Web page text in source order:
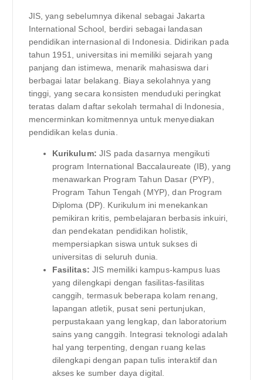
JIS, yang sebelumnya dikenal sebagai Jakarta
International School, berdiri sebagai landasan
pendidikan internasional di Indonesia. Didirikan pada
tahun 1951, universitas ini memiliki sejarah yang
panjang dan istimewa, menarik mahasiswa dari
berbagai latar belakang. Biaya sekolahnya yang
tinggi, yang secara konsisten menduduki peringkat
teratas dalam daftar sekolah termahal di Indonesia,
mencerminkan komitmennya untuk menyediakan
pendidikan kelas dunia.
Kurikulum: JIS pada dasarnya mengikuti
program International Baccalaureate (IB), yang
menawarkan Program Tahun Dasar (PYP),
Program Tahun Tengah (MYP), dan Program
Diploma (DP). Kurikulum ini menekankan
pemikiran kritis, pembelajaran berbasis inkuiri,
dan pendekatan pendidikan holistik,
mempersiapkan siswa untuk sukses di
universitas di seluruh dunia.
Fasilitas: JIS memiliki kampus-kampus luas
yang dilengkapi dengan fasilitas-fasilitas
canggih, termasuk beberapa kolam renang,
lapangan atletik, pusat seni pertunjukan,
perpustakaan yang lengkap, dan laboratorium
sains yang canggih. Integrasi teknologi adalah
hal yang terpenting, dengan ruang kelas
dilengkapi dengan papan tulis interaktif dan
akses ke sumber daya digital.